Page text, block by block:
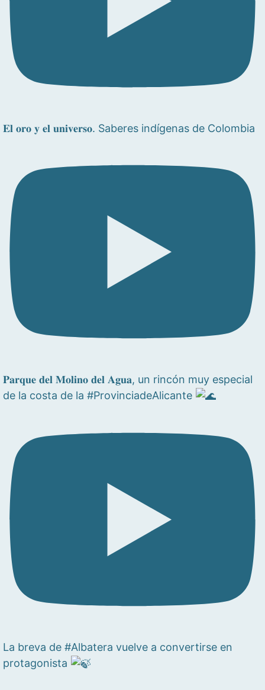
𝐄𝐥 𝐨𝐫𝐨 𝐲 𝐞𝐥 𝐮𝐧𝐢𝐯𝐞𝐫𝐬𝐨. Saberes indígenas de Colombia
𝐏𝐚𝐫𝐪𝐮𝐞 𝐝𝐞𝐥 𝐌𝐨𝐥𝐢𝐧𝐨 𝐝𝐞𝐥 𝐀𝐠𝐮𝐚, un rincón muy especial
de la costa de la #ProvinciadeAlicante
La breva de #Albatera vuelve a convertirse en
protagonista